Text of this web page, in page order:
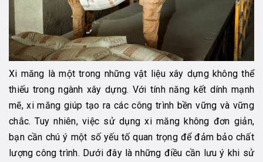
Xi măng là một trong những vật liệu xây dựng không thể
thiếu trong ngành xây dựng. Với tính năng kết dính mạnh
mẽ, xi măng giúp tạo ra các công trình bền vững và vững
chắc. Tuy nhiên, việc sử dụng xi măng không đơn giản,
bạn cần chú ý một số yếu tố quan trọng để đảm bảo chất
lượng công trình. Dưới đây là những điều cần lưu ý khi sử